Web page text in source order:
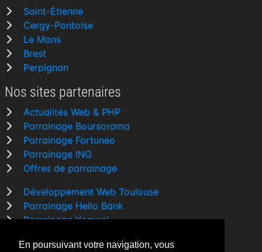
En poursuivant votre navigation, vous
Saint-Étienne
Cergy-Pontoise
Le Mans
Brest
Perpignan
Nos sites partenaires
Actualités Web & PHP
Parrainage Boursorama
Parrainage Fortuneo
Parrainage ING
Offres de parrainage
Développement Web Toulouse
Parrainage Hello Bank
Parrainage Yomoni
Comparatif banque